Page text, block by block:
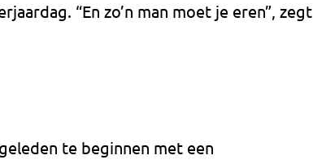
“En zo’n man moet je eren”, zegt
te beginnen met een